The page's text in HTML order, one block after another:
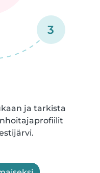
3
ja tarkista